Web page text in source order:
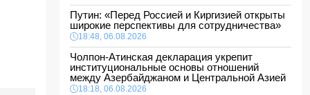
Путин: «Перед Россией и Киргизией открыты
широкие перспективы для сотрудничества»
18:48, 06.08.2026
Чолпон-Атинская декларация укрепит
институциональные основы отношений
между Азербайджаном и Центральной Азией
18:18, 06.08.2026